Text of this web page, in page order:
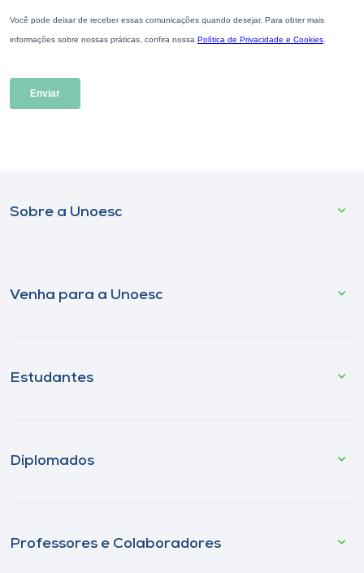
Sobre a Unoesc
Venha para a Unoesc
Estudantes
Diplomados
Professores e Colaboradores